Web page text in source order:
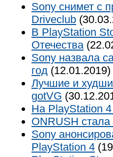
Sony снимет с
Driveclub
В PlayStation
Отечества
Sony назвала
год (12.01.2019)
Лучшие и
gotVG
На PlayStation
ONRUSH
Sony
PlayStation 4